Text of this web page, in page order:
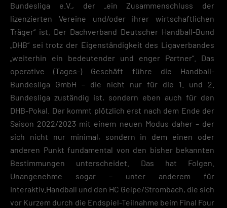
Bundesliga e.V., der „ein Zusammenschluss der
lizenzierten Vereine und/oder ihrer wirtschaftlichen
Träger“ ist. Der Dachverband Deutscher Handball-Bund
„DHB“ sei trotz der Eigenständigkeit des Ligaverbandes
„weiterhin ein bedeutender und enger Partner“. Das
operative (Tages-) Geschäft führe die Handball-
Bundesliga GmbH – die nicht nur für die 1. und 2.
Bundesliga zuständig ist, sondern eben auch für den
DHB-Pokal. Der kommt plötzlich erst nach dem Ende der
Saison 2022/2023 mit einem neuen Modus daher – der
sich nicht nur minimal, sondern in dem einen oder
anderen Punkt fundamental von den bisher bekannten
Bestimmungen unterscheidet. Das hat Folgen.
Unangenehme sogar – unter anderem für
Interaktiv.Handball und den HC Gelpe/Strombach, die sich
vor Kurzem durch die Endspiel-Teilnahme beim Final Four